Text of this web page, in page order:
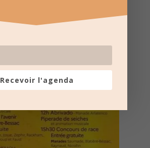
Recevoir l'agenda